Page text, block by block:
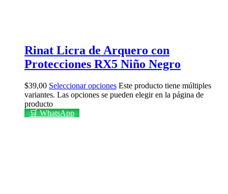
Rinat Licra de Arquero con
Protecciones RX5 Niño Negro
$39,00 Seleccionar opciones Este producto tiene múltiples
variantes. Las opciones se pueden elegir en la página de
producto
🛒 WhatsApp